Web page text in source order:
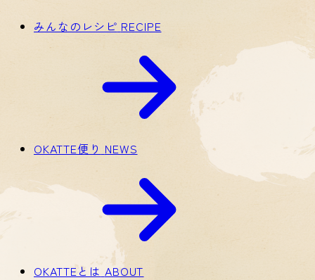
みんなのレシピ RECIPE
OKATTE便り NEWS
OKATTEとは ABOUT